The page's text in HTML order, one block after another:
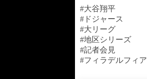
#大谷翔平
#ドジャース
#大リーグ
#地区シリーズ
#記者会見
#フィラデルフィア